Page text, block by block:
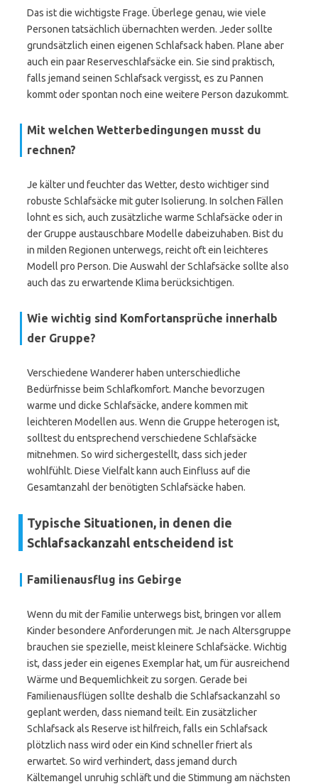
Das ist die wichtigste Frage. Überlege genau, wie viele
Personen tatsächlich übernachten werden. Jeder sollte
grundsätzlich einen eigenen Schlafsack haben. Plane aber
auch ein paar Reserveschlafsäcke ein. Sie sind praktisch,
falls jemand seinen Schlafsack vergisst, es zu Pannen
kommt oder spontan noch eine weitere Person dazukommt.
Mit welchen Wetterbedingungen musst du
rechnen?
Je kälter und feuchter das Wetter, desto wichtiger sind
robuste Schlafsäcke mit guter Isolierung. In solchen Fällen
lohnt es sich, auch zusätzliche warme Schlafsäcke oder in
der Gruppe austauschbare Modelle dabeizuhaben. Bist du
in milden Regionen unterwegs, reicht oft ein leichteres
Modell pro Person. Die Auswahl der Schlafsäcke sollte also
auch das zu erwartende Klima berücksichtigen.
Wie wichtig sind Komfortansprüche innerhalb
der Gruppe?
Verschiedene Wanderer haben unterschiedliche
Bedürfnisse beim Schlafkomfort. Manche bevorzugen
warme und dicke Schlafsäcke, andere kommen mit
leichteren Modellen aus. Wenn die Gruppe heterogen ist,
solltest du entsprechend verschiedene Schlafsäcke
mitnehmen. So wird sichergestellt, dass sich jeder
wohlfühlt. Diese Vielfalt kann auch Einfluss auf die
Gesamtanzahl der benötigten Schlafsäcke haben.
Typische Situationen, in denen die
Schlafsackanzahl entscheidend ist
Familienausflug ins Gebirge
Wenn du mit der Familie unterwegs bist, bringen vor allem
Kinder besondere Anforderungen mit. Je nach Altersgruppe
brauchen sie spezielle, meist kleinere Schlafsäcke. Wichtig
ist, dass jeder ein eigenes Exemplar hat, um für ausreichend
Wärme und Bequemlichkeit zu sorgen. Gerade bei
Familienausflügen sollte deshalb die Schlafsackanzahl so
geplant werden, dass niemand teilt. Ein zusätzlicher
Schlafsack als Reserve ist hilfreich, falls ein Schlafsack
plötzlich nass wird oder ein Kind schneller friert als
erwartet. So wird verhindert, dass jemand durch
Kältemangel unruhig schläft und die Stimmung am nächsten